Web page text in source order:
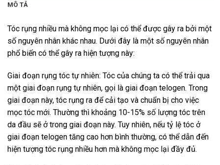
MÔ TẢ
Tóc rụng nhiều mà không mọc lại có thể được gây ra bởi một
số nguyên nhân khác nhau. Dưới đây là một số nguyên nhân
phổ biến có thể gây ra hiện tượng này:
Giai đoạn rụng tóc tự nhiên: Tóc của chúng ta có thể trải qua
một giai đoạn rụng tự nhiên, gọi là giai đoạn telogen. Trong
giai đoạn này, tóc rụng ra để cải tạo và chuẩn bị cho việc
mọc tóc mới. Thường thì khoảng 10-15% số lượng tóc trên
da đầu sẽ ở trong giai đoạn này. Tuy nhiên, nếu tỷ lệ tóc ở
giai đoạn telogen tăng cao hơn bình thường, có thể dẫn đến
hiện tượng tóc rụng nhiều hơn mà không mọc lại đầy đủ.